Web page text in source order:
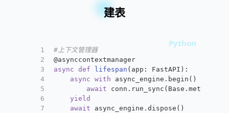
建表
1
2
3
4
5
6
7
#上下文管理器
@asynccontextmanager
async
def lifespan ( app: FastAPI ):
async
with async_engine.begin()
await
yield
await async_engine.dispose()